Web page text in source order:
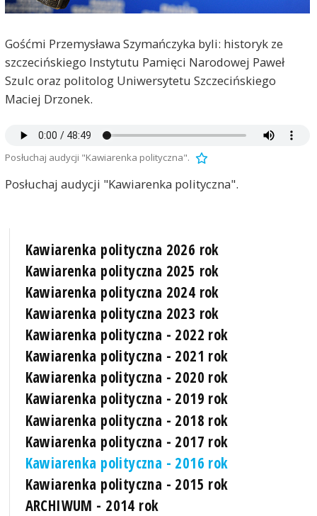
Gośćmi Przemysława Szymańczyka byli: historyk ze
szczecińskiego Instytutu Pamięci Narodowej Paweł
Szulc oraz politolog Uniwersytetu Szczecińskiego
Maciej Drzonek.
Posłuchaj audycji "Kawiarenka polityczna".
Posłuchaj audycji "Kawiarenka polityczna".
Kawiarenka polityczna 2026 rok
Kawiarenka polityczna 2025 rok
Kawiarenka polityczna 2024 rok
Kawiarenka polityczna 2023 rok
Kawiarenka polityczna - 2022 rok
Kawiarenka polityczna - 2021 rok
Kawiarenka polityczna - 2020 rok
Kawiarenka polityczna - 2019 rok
Kawiarenka polityczna - 2018 rok
Kawiarenka polityczna - 2017 rok
Kawiarenka polityczna - 2016 rok
Kawiarenka polityczna - 2015 rok
ARCHIWUM - 2014 rok